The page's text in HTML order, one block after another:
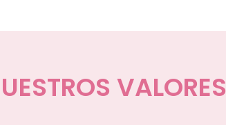
VALORES